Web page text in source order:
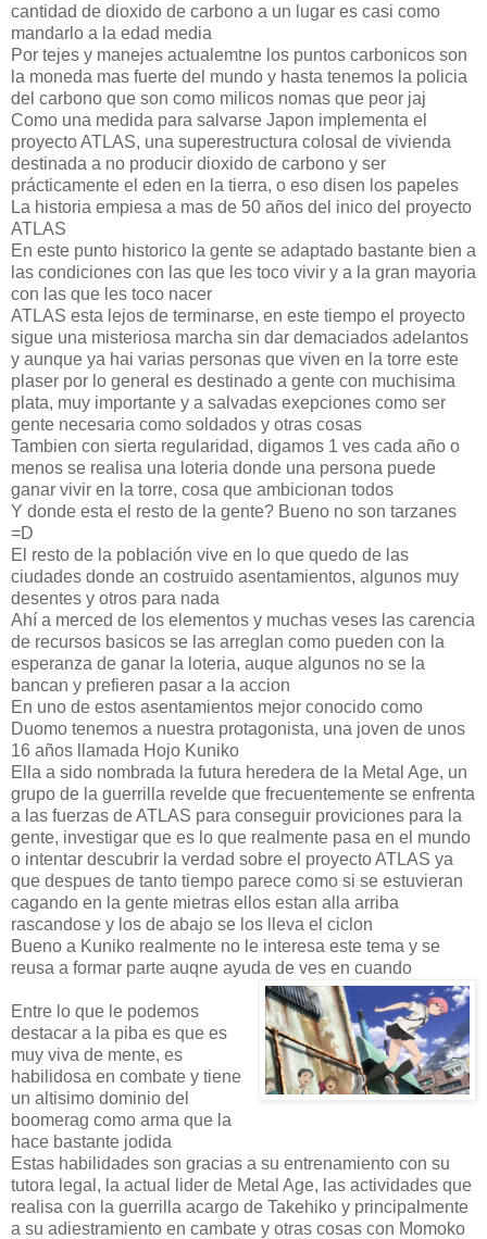
cantidad de dioxido de carbono a un lugar es casi como
mandarlo a la edad media
Por tejes y manejes actualemtne los puntos carbonicos son
la moneda mas fuerte del mundo y hasta tenemos la policia
del carbono que son como milicos nomas que peor jaj
Como una medida para salvarse Japon implementa el
proyecto ATLAS, una superestructura colosal de vivienda
destinada a no producir dioxido de carbono y ser
prácticamente el eden en la tierra, o eso disen los papeles
La historia empiesa a mas de 50 años del inico del proyecto
ATLAS
En este punto historico la gente se adaptado bastante bien a
las condiciones con las que les toco vivir y a la gran mayoria
con las que les toco nacer
ATLAS esta lejos de terminarse, en este tiempo el proyecto
sigue una misteriosa marcha sin dar demaciados adelantos
y aunque ya hai varias personas que viven en la torre este
plaser por lo general es destinado a gente con muchisima
plata, muy importante y a salvadas exepciones como ser
gente necesaria como soldados y otras cosas
Tambien con sierta regularidad, digamos 1 ves cada año o
menos se realisa una loteria donde una persona puede
ganar vivir en la torre, cosa que ambicionan todos
Y donde esta el resto de la gente? Bueno no son tarzanes
=D
El resto de la población vive en lo que quedo de las
ciudades donde an costruido asentamientos, algunos muy
desentes y otros para nada
Ahí a merced de los elementos y muchas veses las carencia
de recursos basicos se las arreglan como pueden con la
esperanza de ganar la loteria, auque algunos no se la
bancan y prefieren pasar a la accion
En uno de estos asentamientos mejor conocido como
Duomo tenemos a nuestra protagonista, una joven de unos
16 años llamada Hojo Kuniko
Ella a sido nombrada la futura heredera de la Metal Age, un
grupo de la guerrilla revelde que frecuentemente se enfrenta
a las fuerzas de ATLAS para conseguir proviciones para la
gente, investigar que es lo que realmente pasa en el mundo
o intentar descubrir la verdad sobre el proyecto ATLAS ya
que despues de tanto tiempo parece como si se estuvieran
cagando en la gente mietras ellos estan alla arriba
rascandose y los de abajo se los lleva el ciclon
Bueno a Kuniko realmente no le interesa este tema y se
reusa a formar parte auqne ayuda de ves en cuando
Entre lo que le podemos
destacar a la piba es que es
muy viva de mente, es
habilidosa en combate y tiene
un altisimo dominio del
boomerag como arma que la
hace bastante jodida
Estas habilidades son gracias a su entrenamiento con su
tutora legal, la actual lider de Metal Age, las actividades que
realisa con la guerrilla acargo de Takehiko y principalmente
a su adiestramiento en cambate y otras cosas con Momoko